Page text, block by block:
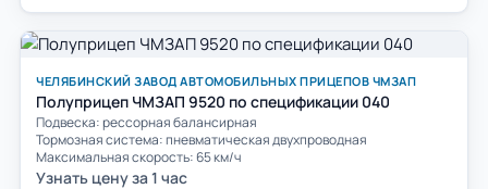
ЧЕЛЯБИНСКИЙ ЗАВОД АВТОМОБИЛЬНЫХ ПРИЦЕПОВ ЧМЗАП
Полуприцеп ЧМЗАП 9520 по спецификации 040
Подвеска: рессорная балансирная
Тормозная система: пневматическая двухпроводная
Максимальная скорость: 65 км/ч
Узнать цену за 1 час